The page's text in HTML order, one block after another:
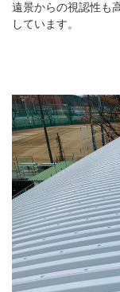
遠景からの視認性も
しています。